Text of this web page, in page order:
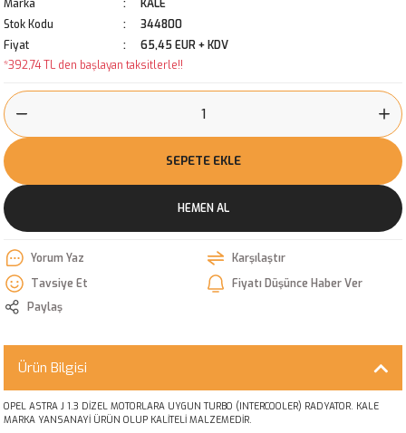
Marka
KALE
Stok Kodu
344800
Fiyat
65,45 EUR + KDV
*392,74 TL den başlayan taksitlerle!!
SEPETE EKLE
HEMEN AL
Yorum Yaz
Karşılaştır
Tavsiye Et
Fiyatı Düşünce Haber Ver
Paylaş
Ürün Bilgisi
OPEL ASTRA J 1.3 DİZEL MOTORLARA UYGUN TURBO (INTERCOOLER) RADYATOR. KALE
MARKA YANSANAYİ ÜRÜN OLUP KALİTELİ MALZEMEDİR.